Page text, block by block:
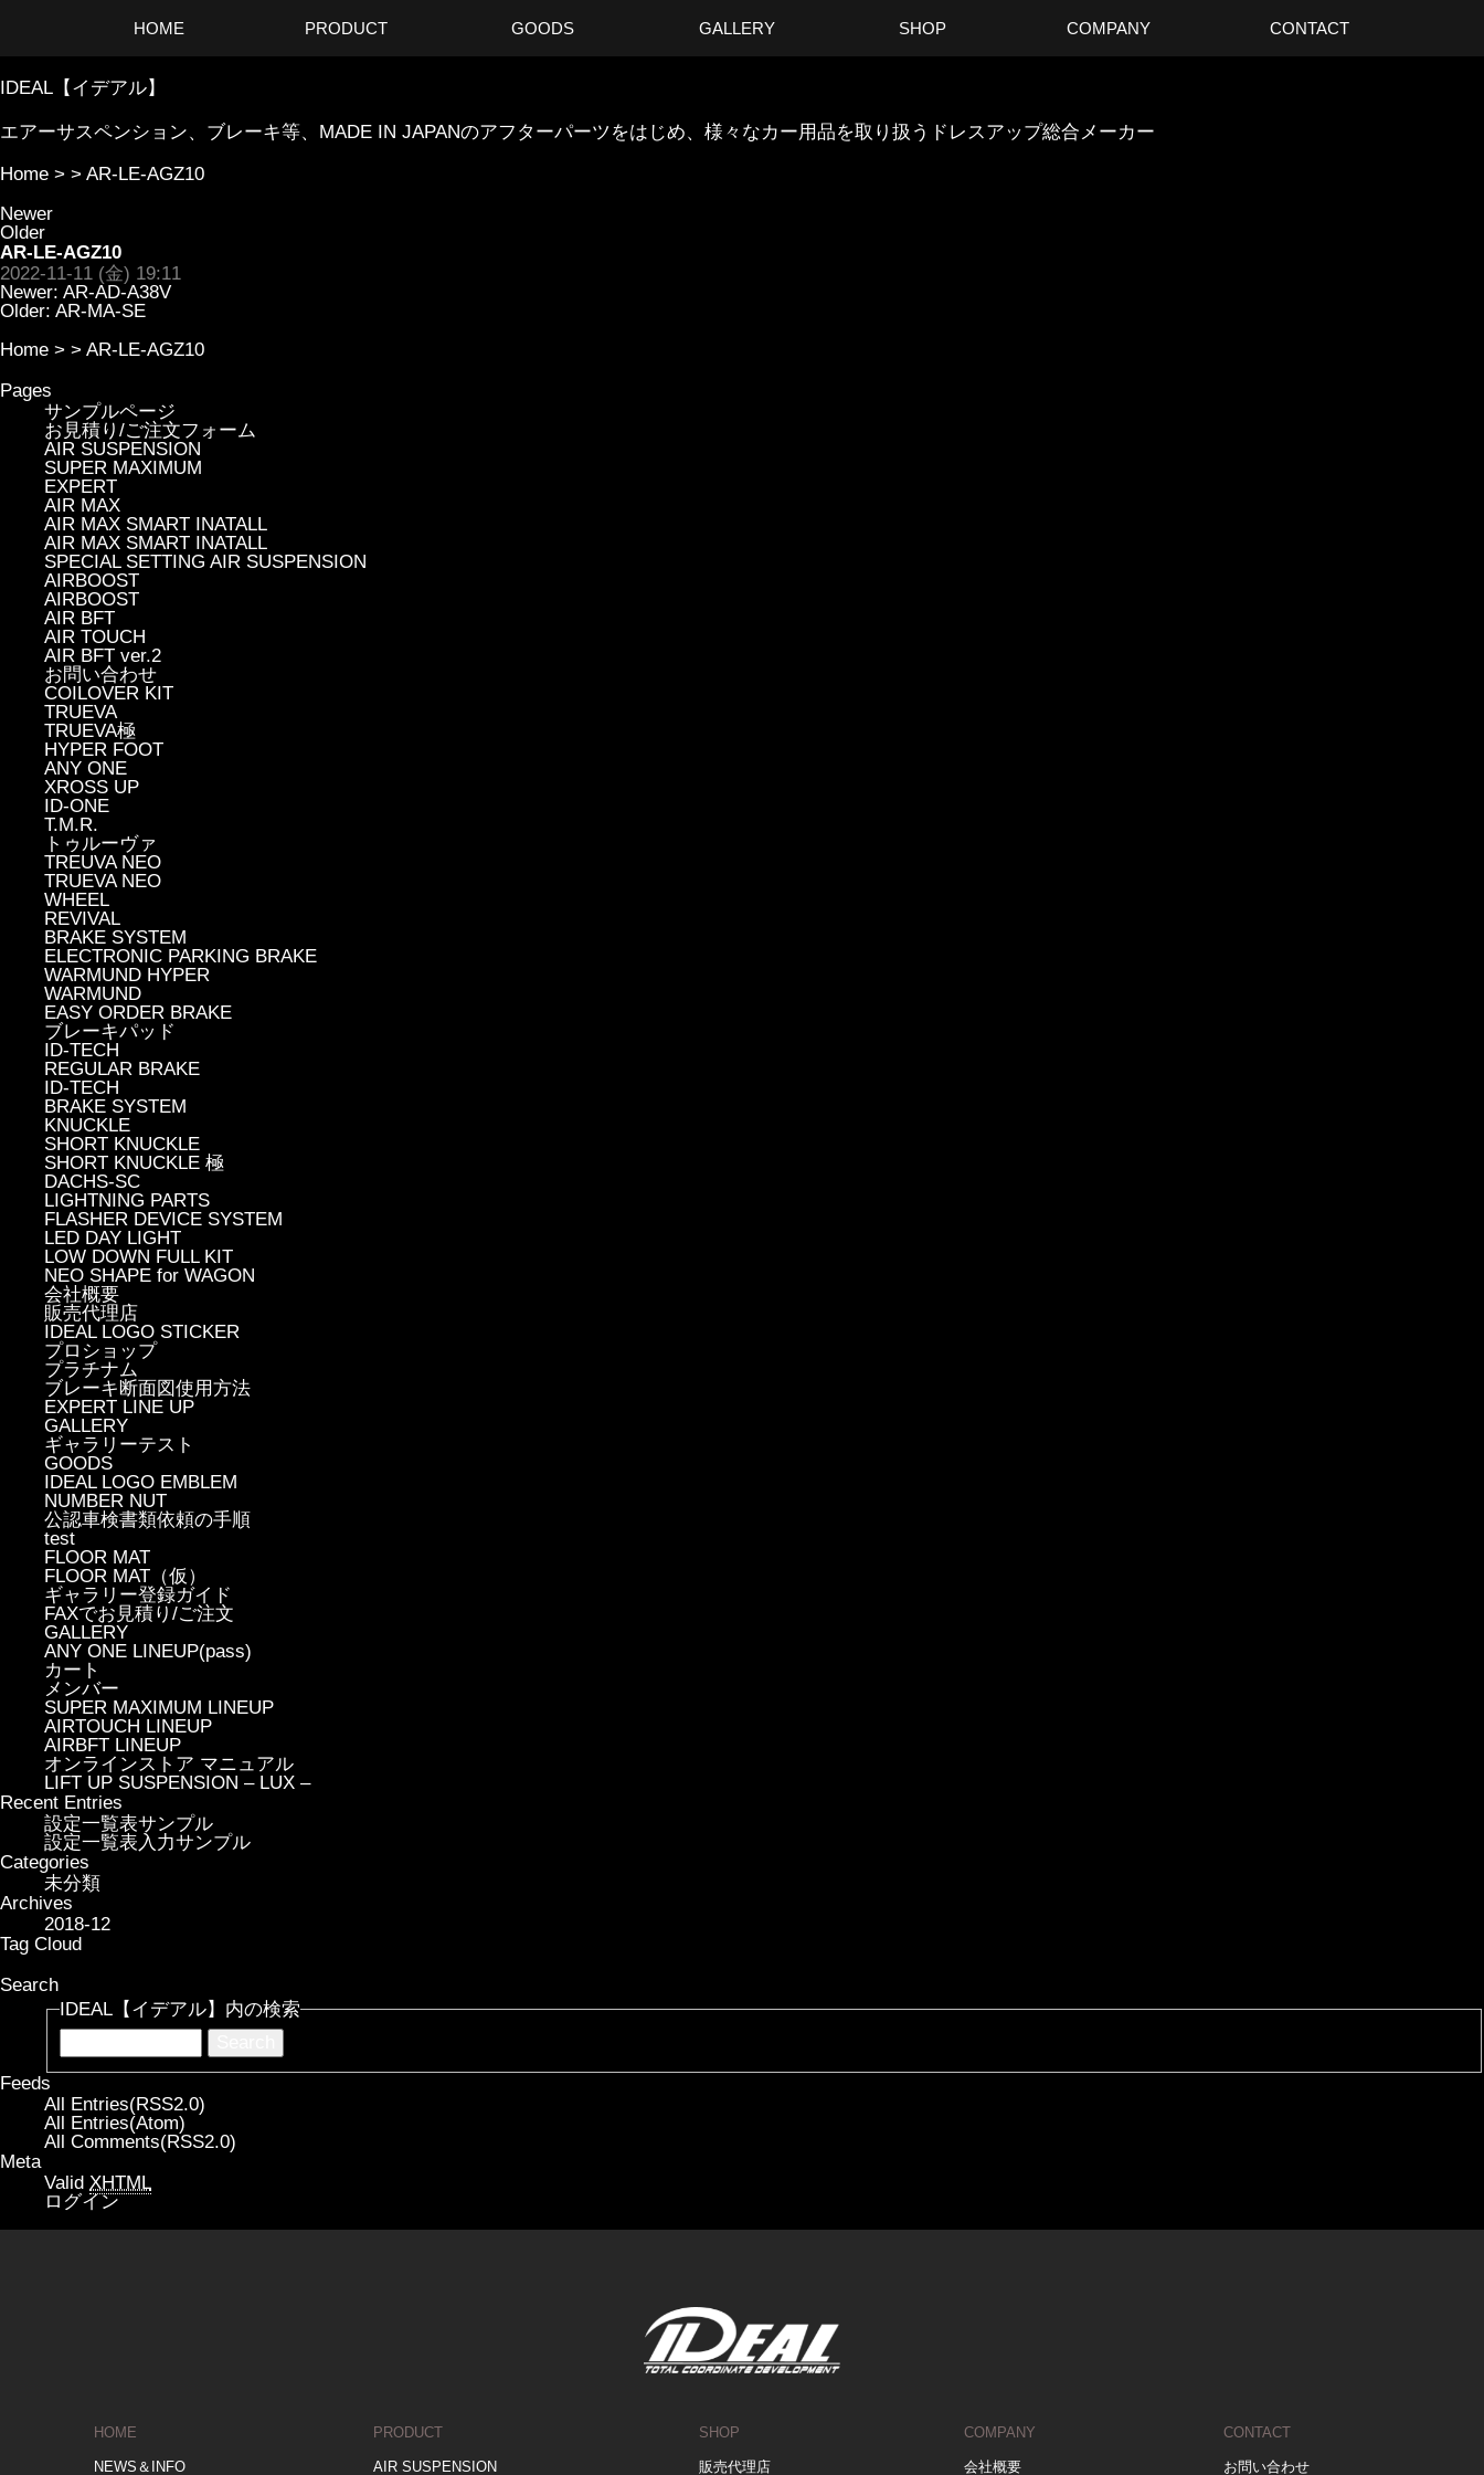
HOME PRODUCT GOODS GALLERY SHOP COMPANY CONTACT
IDEAL【イデアル】
エアーサスペンション、ブレーキ等、MADE IN JAPANのアフターパーツをはじめ、様々なカー用品を取り扱うドレスアップ総合メーカー
Home > > AR-LE-AGZ10
Newer
Older
AR-LE-AGZ10
2022-11-11 (金) 19:11
Newer: AR-AD-A38V
Older: AR-MA-SE
Home > > AR-LE-AGZ10
Pages
サンプルページ
お見積り/ご注文フォーム
AIR SUSPENSION
SUPER MAXIMUM
EXPERT
AIR MAX
AIR MAX SMART INATALL
AIR MAX SMART INATALL
SPECIAL SETTING AIR SUSPENSION
AIRBOOST
AIRBOOST
AIR BFT
AIR TOUCH
AIR BFT ver.2
お問い合わせ
COILOVER KIT
TRUEVA
TRUEVA極
HYPER FOOT
ANY ONE
XROSS UP
ID-ONE
T.M.R.
トゥルーヴァ
TREUVA NEO
TRUEVA NEO
WHEEL
REVIVAL
BRAKE SYSTEM
ELECTRONIC PARKING BRAKE
WARMUND HYPER
WARMUND
EASY ORDER BRAKE
ブレーキパッド
ID-TECH
REGULAR BRAKE
ID-TECH
BRAKE SYSTEM
KNUCKLE
SHORT KNUCKLE
SHORT KNUCKLE 極
DACHS-SC
LIGHTNING PARTS
FLASHER DEVICE SYSTEM
LED DAY LIGHT
LOW DOWN FULL KIT
NEO SHAPE for WAGON
会社概要
販売代理店
IDEAL LOGO STICKER
プロショップ
プラチナム
ブレーキ断面図使用方法
EXPERT LINE UP
GALLERY
ギャラリーテスト
GOODS
IDEAL LOGO EMBLEM
NUMBER NUT
公認車検書類依頼の手順
test
FLOOR MAT
FLOOR MAT（仮）
ギャラリー登録ガイド
FAXでお見積り/ご注文
GALLERY
ANY ONE LINEUP(pass)
カート
メンバー
SUPER MAXIMUM LINEUP
AIRTOUCH LINEUP
AIRBFT LINEUP
オンラインストア マニュアル
LIFT UP SUSPENSION – LUX –
Recent Entries
設定一覧表サンプル
設定一覧表入力サンプル
Categories
未分類
Archives
2018-12
Tag Cloud
Search
IDEAL【イデアル】内の検索
Feeds
All Entries(RSS2.0)
All Entries(Atom)
All Comments(RSS2.0)
Meta
Valid XHTML
ログイン
HOME
NEWS＆INFO
PRODUCT
AIR SUSPENSION
SHOP
販売代理店
COMPANY
会社概要
CONTACT
お問い合わせ